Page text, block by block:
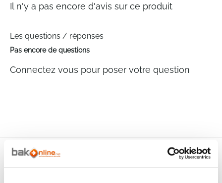
Il n'y a pas encore d'avis sur ce produit
Les questions / réponses
Pas encore de questions
Connectez vous pour poser votre question
Nos services